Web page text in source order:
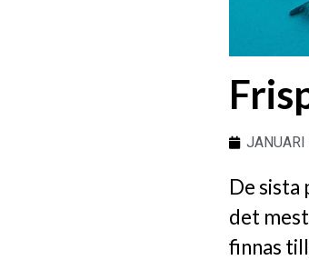
JANUARI
De sista
det
finnas